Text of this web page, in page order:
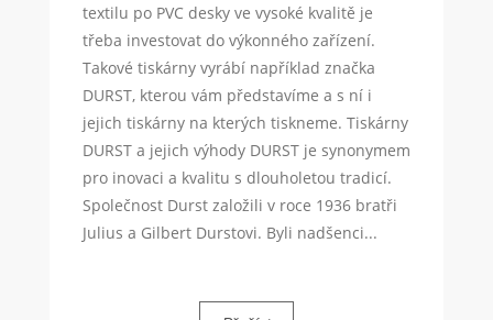
textilu po PVC desky ve vysoké kvalitě je
třeba investovat do výkonného zařízení.
Takové tiskárny vyrábí například značka
DURST, kterou vám představíme a s ní i
jejich tiskárny na kterých tiskneme. Tiskárny
DURST a jejich výhody DURST je synonymem
pro inovaci a kvalitu s dlouholetou tradicí.
Společnost Durst založili v roce 1936 bratři
Julius a Gilbert Durstovi. Byli nadšenci...